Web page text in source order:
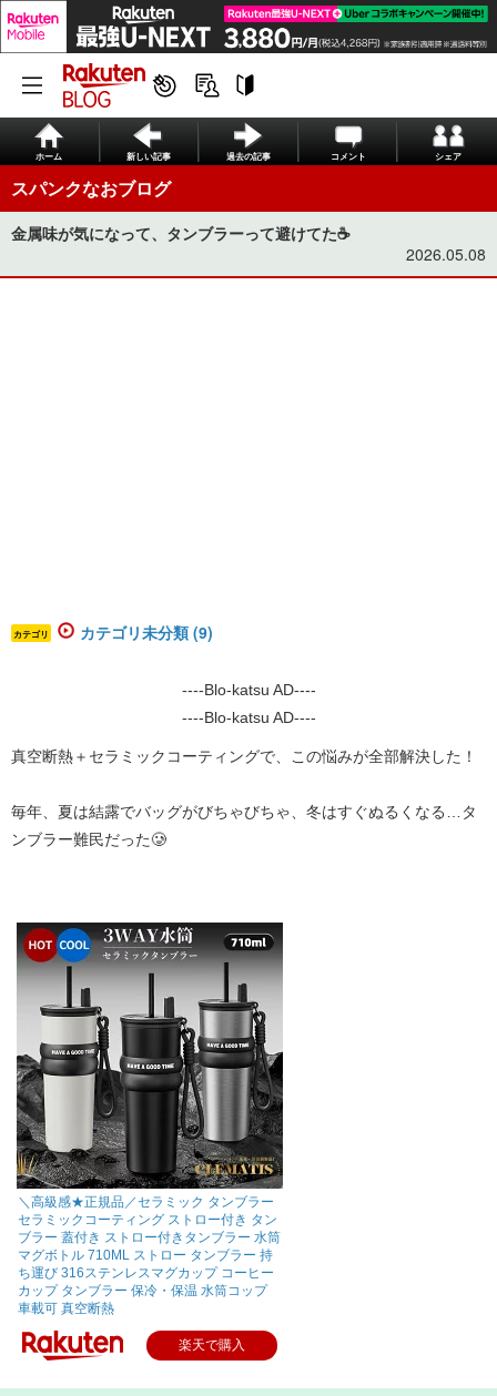
ホーム 新しい記事 過去の記事 コメント シェア
スパンクなおブログ
金属味が気になって、タンブラーって避けてた☕️
2026.05.08
カテゴリ カテゴリ未分類 (9)
----Blo-katsu AD----
----Blo-katsu AD----
真空断熱＋セラミックコーティングで、この悩みが全部解決した！
毎年、夏は結露でバッグがびちゃびちゃ、冬はすぐぬるくなる…タ
ンブラー難民だった🥲
＼高級感★正規品／セラミック タンブラー
セラミックコーティング ストロー付き タン
ブラー 蓋付き ストロー付きタンブラー 水筒
マグボトル 710ML ストロー タンブラー 持
ち運び 316ステンレスマグカップ コーヒー
カップ タンブラー 保冷・保温 水筒コップ
車載可 真空断熱
楽天で購入